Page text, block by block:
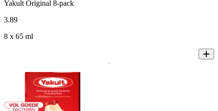
Yakult Original 8-pack
3.89
8 x 65 ml